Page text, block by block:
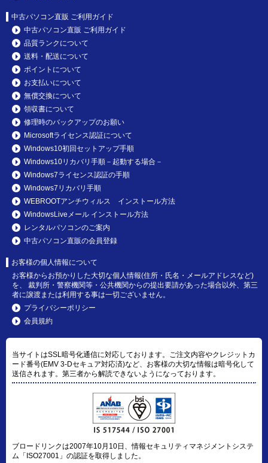
中古パソコン直販 ご利用ガイド
中古パソコン直販 ご利用ガイド
品質ランクについて
送料・配送について
ポイントについて
お支払いについて
無償交換について
領収書について
修理時のバックアップのお願い
Microsoftライセンス認証について
Windows10初回セットアップ手順
Windows10リカバリ手順－起動する場合－
Windows7ライセンス認証の手順
Windows7リカバリ手順
WEBROOTアンチウィルス インストール方法
WindowsLiveメール インストール方法
レンタルパソコンのご案内
中古パソコン直販の会員登録
お客様の個人情報について
お客様からお預かりした大切な個人情報(住所・氏名・メールアドレスなど)
を、 裁判所・警察機関等・公共機関からの提出要請があった場合以外、第三
者に譲渡または利用する事は一切ございません。
プライバシーポリシー
会員規約
当サイトはSSL暗号化通信に対応しております。ご注文内容やクレジットカ
ード番号(EMV 3-Dセキュア対応済)など、お客様の大切な情報は暗号化して
送信されます。第三者から解読できないようになっております。
ブロードリンクは2007年10月10日、情報セキュリティマネジメントシステ
ム「ISO27001」の認証を取得しました。